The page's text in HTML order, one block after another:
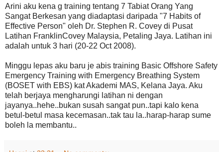
Arini aku kena g training tentang 7 Tabiat Orang Yang
Sangat Berkesan yang diadaptasi daripada "7 Habits of
Effective Person" oleh Dr. Stephen R. Covey di Pusat
Latihan FranklinCovey Malaysia, Petaling Jaya. Latihan ini
adalah untuk 3 hari (20-22 Oct 2008).
Minggu lepas aku baru je abis training Basic Offshore Safety
Emergency Training with Emergency Breathing System
(BOSET with EBS) kat Akademi MAS, Kelana Jaya. Aku
telah berjaya mengharungi latihan ni dengan
jayanya..hehe..bukan susah sangat pun..tapi kalo kena
betul-betul masa kecemasan..tak tau la..harap-harap sume
boleh la membantu..